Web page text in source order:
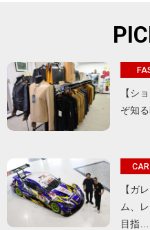
【シ
ぞ知
【ガ
ム、
目指…